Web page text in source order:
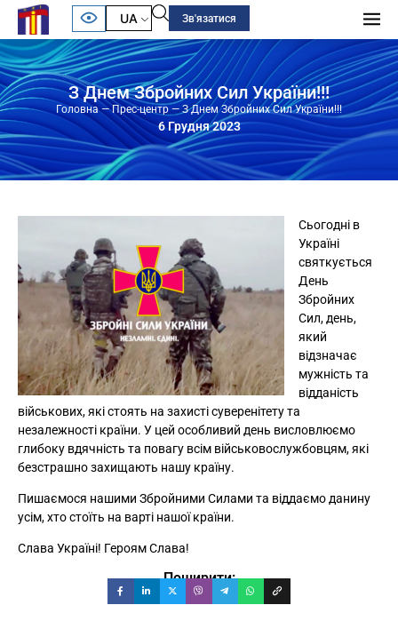
UA Зв'язатися
З Днем Збройних Сил України!!!
Головна—Прес-центр— З Днем Збройних Сил України!!!
6 Грудня 2023
Сьогодні в
Україні
святкується
День
Збройних
Сил, день,
який
відзначає
мужність та
відданість
військових, які стоять на захисті суверенітету та
незалежності країни. У цей особливий день висловлюємо
глибоку вдячність та повагу всім військовослужбовцям, які
безстрашно захищають нашу країну.
Пишаємося нашими Збройними Силами та віддаємо данину
усім, хто стоїть на варті нашої країни.
Слава Україні! Героям Слава!
Поширити: